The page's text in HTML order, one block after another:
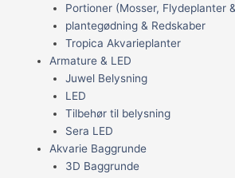
Portioner (Mosser, Flydeplanter
plantegødning & Redskaber
Tropica Akvarieplanter
Armature & LED
Juwel Belysning
LED
Tilbehør til belysning
Sera LED
Akvarie Baggrunde
3D Baggrunde